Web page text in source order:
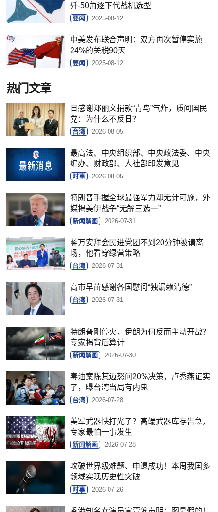
歼-50角逐下代战机选型
要闻 2025-08-12
中美发布联合声明：双方再次暂停实施
24%的关税90天
要闻 2025-08-12
热门文章
日感谢郑丽文捐款“青鸟”气炸，质问国民
党：为什么不反日？
台湾 2026-08-05
最高法、中央组织部、中央政法委、中央
编办、财政部、人社部印发意见
时事 2026-08-05
特朗普手握全球最强军力却无计可施，外
媒揭美伊战争“无解三选一”
新闻解画 2026-07-31
蒋万安拜会民进党团不到20分钟被请离
场，他看穿绿营策略
台湾 2026-07-31
高市早苗感谢各国慰问“独漏赖清德”
台湾 2026-07-31
特朗普刚停火，伊朗为何反而主动开战？
专家揭背后算计
新闻解画 2026-07-30
毒油案陈其迈怒问20%决策，卢秀燕证实
了，曝台湾当局有内鬼
台湾 2026-07-28
美军武器快打光了？高端武器库存告急，
专家最怕一事发生
新闻解画 2026-07-28
攻破世界级难题、申遗成功！本周我国多
领域实现历史性突破
时事 2026-07-26